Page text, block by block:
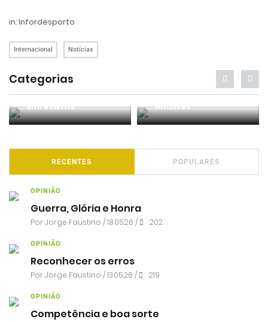
in: Infordesporto
Internacional Notícias
Categorias
Entrevistas Análises
RECENTES POPULARES
OPINIÃO
Guerra, Glória e Honra
PorJorge Faustino / 18.05.26 / 202
OPINIÃO
Reconhecer os erros
PorJorge Faustino / 13.05.26 / 219
OPINIÃO
Competência e boa sorte